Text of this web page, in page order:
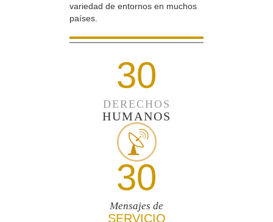
variedad de entornos en muchos
países.
30
DERECHOS
HUMANOS
30
Mensajes de
SERVICIO